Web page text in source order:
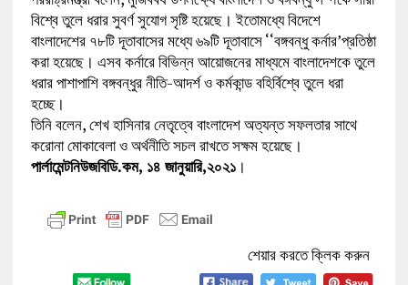
বিশ্বে তুলে ধরার সুবর্ণ সুযোগ সৃষ্টি হয়েছে। ইতোমধ্যে বিদেশে
বাংলাদেশের ৭৮টি দূতাবাসের মধ্যে ৬৯টি দূতাবাসে ‘‘বঙ্গবন্ধু কর্নার’প্রতিষ্ঠা
করা হয়েছে। এসব কর্নারে বিভিন্ন আয়োজনের মাধ্যমে বাংলাদেশকে তুলে
ধরার পাশাপাশি বঙ্গবন্ধুর নীতি-আদর্শ ও কর্মকান্ড বহির্বিশ্বে তুলে ধরা
হচ্ছে।
তিনি বলেন, শেখ হাসিনার নেতৃত্বে বাংলাদেশ অত্যন্ত সফলতার সাথে
করোনা মোকাবেলা ও অর্থনীতি সচল রাখতে সক্ষম হয়েছে।
পার্লামেন্টনিউজবিডি.কম, ১৪ জানুয়ারি,২০২১।
শেয়ার করতে ক্লিক করুন